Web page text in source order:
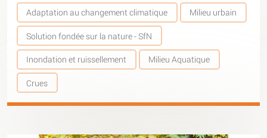
Adaptation au changement climatique Milieu urbain
Solution fondée sur la nature - SfN
Inondation et ruissellement Milieu Aquatique
Crues